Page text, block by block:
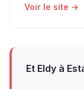
Voir le site →
Et Eldy à